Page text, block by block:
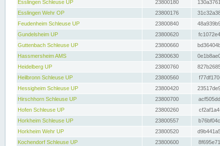
Esslingen Schleuse UP
23800180
Esslingen Wehr OP
23800176
Feudenheim Schleuse UP
23800840
Gundelsheim UP
23800620
Guttenbach Schleuse UP
23800660
Hassmersheim AMS
23800630
Heidelberg UP
23800760
Heilbronn Schleuse UP
23800560
Hessigheim Schleuse UP
23800420
Hirschhorn Schleuse UP
23800700
Hofen Schleuse UP
23800260
Horkheim Schleuse UP
23800557
Horkheim Wehr UP
23800520
Kochendorf Schleuse UP
23800600